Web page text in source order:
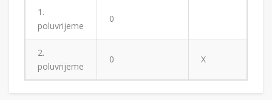
1.
poluvrijeme
0
2.
poluvrijeme
0 X